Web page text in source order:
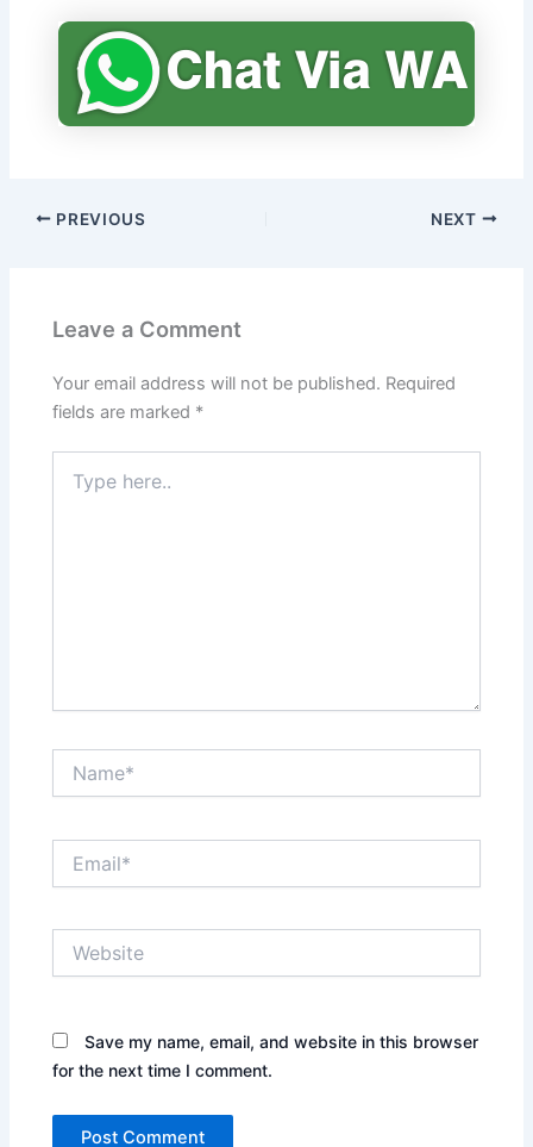
PREVIOUS NEXT
Leave a Comment
Your email address will not be published. Required
fields are marked *
here..
Save my name, email, and website in this browser
for the next time I comment.